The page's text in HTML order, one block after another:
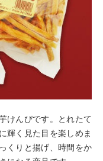
けんぴです。とれたて
輝く見た目を楽しめま
くりと揚げ、時間をか